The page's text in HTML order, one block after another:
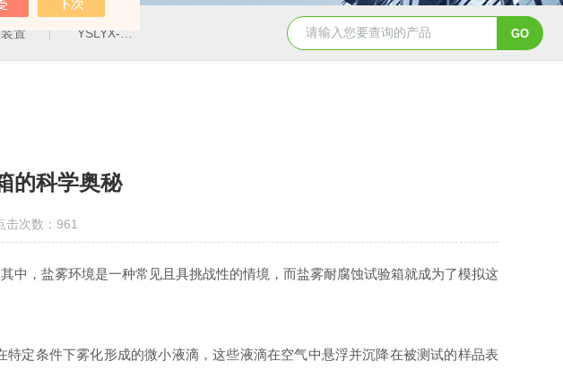
置 YSLYX-010防水试验设备 YSCYS-010臭氧老化试验设备
的科学奥秘
次数：961
，盐雾环境是一种常见且具挑战性的情境，而盐雾耐腐蚀试验箱就成为了模拟这
定条件下雾化形成的微小液滴，这些液滴在空气中悬浮并沉降在被测试的样品表